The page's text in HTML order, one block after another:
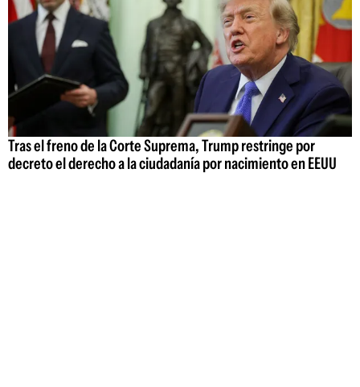
Tras el freno de la Corte Suprema, Trump restringe por
decreto el derecho a la ciudadanía por nacimiento en EEUU